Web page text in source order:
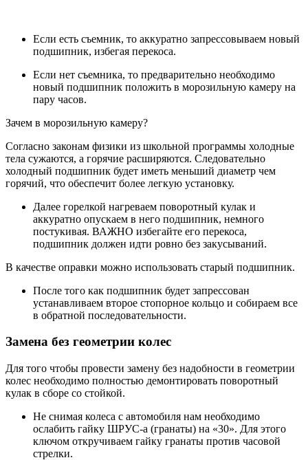
Если есть съемник, то аккуратно запрессовываем новый
подшипник, избегая перекоса.
Если нет съемника, то предварительно необходимо
новый подшипник положить в морозильную камеру на
пару часов.
Зачем в морозильную камеру?
Согласно законам физики из школьной программы холодные
тела сужаются, а горячие расширяются. Следовательно
холодный подшипник будет иметь меньший диаметр чем
горячий, что обеспечит более легкую установку.
Далее горелкой нагреваем поворотный кулак и
аккуратно опускаем в него подшипник, немного
постукивая. ВАЖНО избегайте его перекоса,
подшипник должен идти ровно без закусываний.
В качестве оправки можно использовать старый подшипник.
После того как подшипник будет запрессован
устанавливаем второе стопорное кольцо и собираем все
в обратной последовательности.
Замена без геометрии колес
Для того чтобы провести замену без надобности в геометрии
колес необходимо полностью демонтировать поворотный
кулак в сборе со стойкой.
Не снимая колеса с автомобиля нам необходимо
ослабить гайку ШРУС-а (гранаты) на «30». Для этого
ключом откручиваем гайку гранаты против часовой
стрелки.